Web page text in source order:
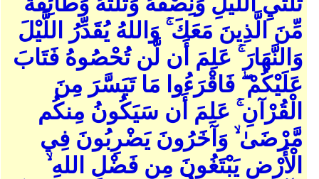
مِّنَ الَّذِينَ مَعَكَ ۚ وَاللهُ يُقَدِّرُ اللَّيْلَ
وَالنَّهَارَ ۚ عَلِمَ أَن لَّن تُحْصُوهُ فَتَابَ
عَلَيْكُمْ ۖ فَاقْرَءُوا مَا تَيَسَّرَ مِنَ
الْقُرْآنِ ۚ عَلِمَ أَن سَيَكُونُ مِنكُم
مَّرْضَىٰ ۙ وَآخَرُونَ يَضْرِبُونَ فِي
الْأَرْضِ يَبْتَغُونَ مِن فَضْلِ اللهِ ۙ